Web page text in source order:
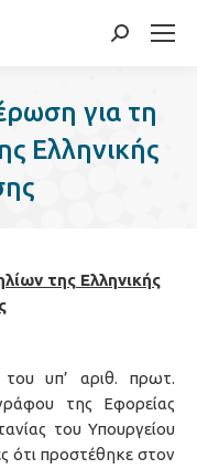
Search:
για τη
Ελληνικής
της Ελληνικής
υπ’ αριθ. πρωτ.
της Εφορείας
του Υπουργείου
ότι προστέθηκε στον